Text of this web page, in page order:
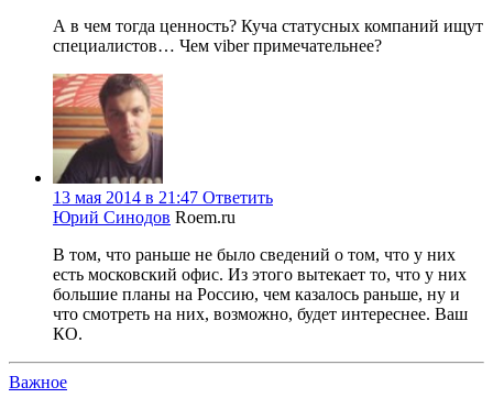
А в чем тогда ценность? Куча статусных компаний ищут
специалистов… Чем viber примечательнее?
13 мая 2014 в 21:47 Ответить
Юрий Синодов Roem.ru
В том, что раньше не было сведений о том, что у них
есть московский офис. Из этого вытекает то, что у них
большие планы на Россию, чем казалось раньше, ну и
что смотреть на них, возможно, будет интереснее. Ваш
КО.
Важное